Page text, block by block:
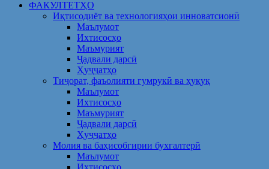
ФАКУЛТЕТҲО
Иқтисодиёт ва технологияҳои инноватсионӣ
Маълумот
Ихтисосҳо
Маъмурият
Ҷадвали дарсӣ
Ҳуҷҷатҳо
Тиҷорат, фаъолияти гумрукӣ ва ҳуқуқ
Маълумот
Ихтисосҳо
Маъмурият
Ҷадвали дарсӣ
Ҳуҷҷатҳо
Молия ва баҳисобгирии бухгалтерӣ
Маълумот
Ихтисосҳо